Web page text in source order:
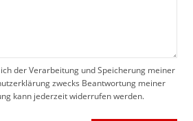
der Verarbeitung und Speicherung meiner
zwecks Beantwortung meiner
kann jederzeit widerrufen werden.